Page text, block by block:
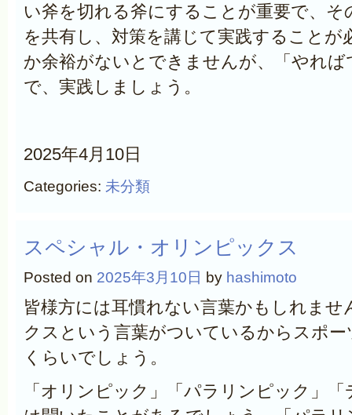
い斧を切れる斧にすることが重要で、そ
を共有し、対策を講じて実践することが
か余裕がないとできませんが、「やれば
で、実践しましょう。
2025年4月10日
Categories: 未分類
スペシャル・オリンピックス
Posted on 2025年3月10日 by hashimoto
皆様方には耳慣れない言葉かもしれませ
クスという言葉がついているからスポ
くらいでしょう。
「オリンピック」「パラリンピック」